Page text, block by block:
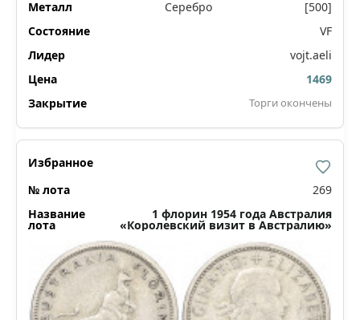
Серебро
[500]
VF
vojt.aeli
1469
Торги окончены
269
1 флорин 1954 года Австралия
«Королевский визит в Австралию»